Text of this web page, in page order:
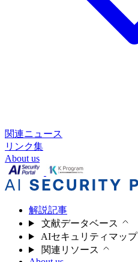
関連ニュース
リンク集
About us
解説記事
文献データベース
AIセキュリティマップ
関連リソース